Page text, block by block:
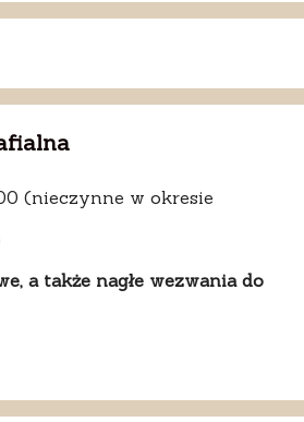
(nieczynne w okresie
a także nagłe wezwania do